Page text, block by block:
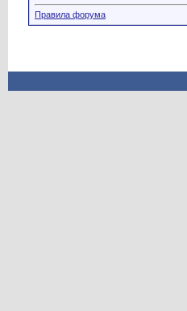
Правила форума